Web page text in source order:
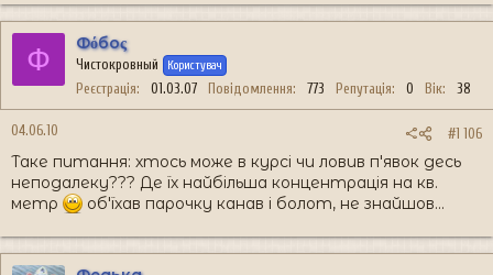
Ф Фόбоς
Чистокровный Користувач
Реєстрація 01.03.07 Повідомлення 773 Репутація 0 Вік 38
04.06.10 #1 106
Таке питання: хтось може в курсі чи ловив п'явок десь
неподалеку??? Де їх найбільша концентрація на кв.
метр
об'їхав парочку канав і болот, не знайшов...